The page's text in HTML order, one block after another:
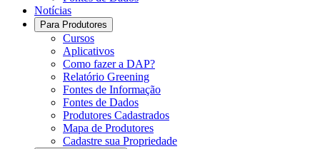
Notícias
Para Produtores
Cursos
Aplicativos
Como fazer a DAP?
Relatório Greening
Fontes de Informação
Fontes de Dados
Produtores Cadastrados
Mapa de Produtores
Cadastre sua Propriedade